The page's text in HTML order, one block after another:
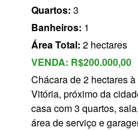
Quartos: 3
Banheiros: 1
Área Total: 2 hectares
VENDA: R$200.000,00
Chácara de 2 hectares
Vitória, próximo da
casa com 3 quartos,
área de serviço e